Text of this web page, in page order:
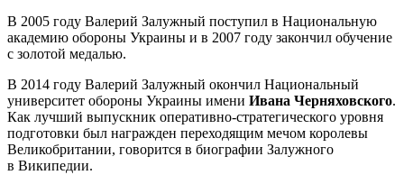
В 2005 году Валерий Залужный поступил в Национальную
академию обороны Украины и в 2007 году закончил обучение
с золотой медалью.
В 2014 году Валерий Залужный окончил Национальный
университет обороны Украины имени Ивана Черняховского.
Как лучший выпускник оперативно-стратегического уровня
подготовки был награжден переходящим мечом королевы
Великобритании, говорится в биографии Залужного
в Википедии.